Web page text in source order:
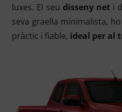
luxes. El seu disseny net i
seva graella minimalista,
pràctic i fiable, ideal per al